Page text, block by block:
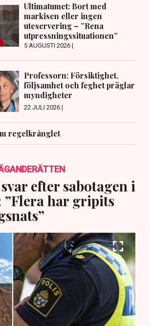
Ultimatumet: Bort med
markisen eller ingen
uteservering – ”Rena
utpressningssituationen”
5 AUGUSTI 2026 |
Professorn: Försiktighet,
följsamhet och feghet präglar
myndigheter
22 JULI 2026 |
regelkrånglet
efter sabotagen i
”Flera har gripits